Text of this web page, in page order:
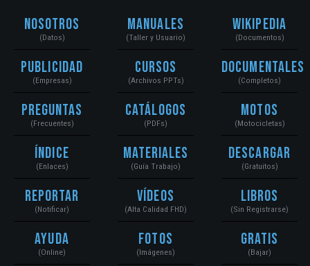
Nosotros
(Datos)
Publicidad
(Empresas)
Preguntas
(Frecuentes)
Índice
(Enlaces)
Reportar
(Notificar)
Ayuda
(Online)
Manuales
(Taller y Usuario)
Cursos
(Archivos PPTs)
Catálogos
(PDFs)
Materiales
(Guía Trabajo)
Vídeos
(Alta Calidad FHD)
Fotos
(Imágenes)
Wikipedia
(Documentos)
Documentales
(Completos)
Motos
(Motocicletas)
Descargar
(Gratuitos)
Libros
(Sin Registrarse)
Gratis
(Bajar)